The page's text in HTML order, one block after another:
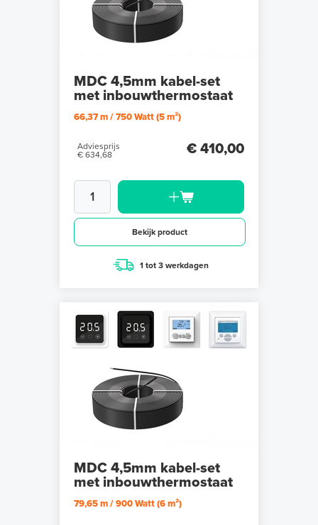
MDC 4,5mm kabel-set
met inbouwthermostaat
66,37 m / 750 Watt (5 m²)
Adviesprijs
€ 634,68
€ 410,00
Bekijk product
1 tot 3 werkdagen
MDC 4,5mm kabel-set
met inbouwthermostaat
79,65 m / 900 Watt (6 m²)